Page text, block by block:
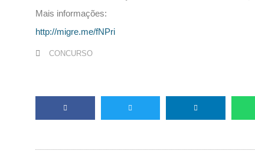
Mais informações:
http://migre.me/fNPri
CONCURSO